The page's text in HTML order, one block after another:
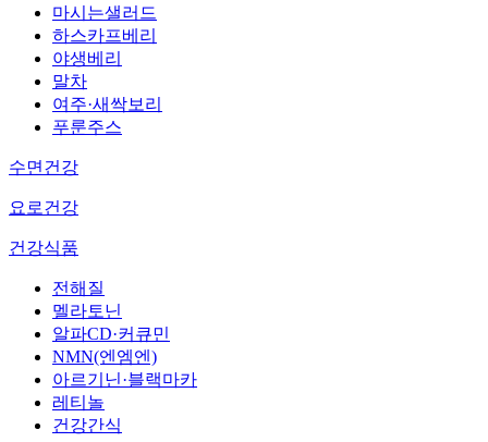
마시는샐러드
하스카프베리
야생베리
말차
여주·새싹보리
푸룬주스
수면건강
요로건강
건강식품
전해질
멜라토닌
알파CD·커큐민
NMN(엔엠엔)
아르기닌·블랙마카
레티놀
건강간식